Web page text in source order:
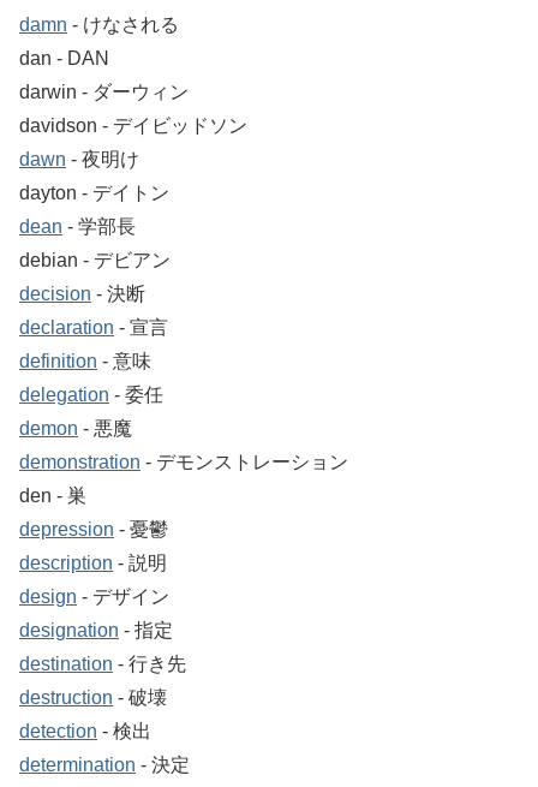
damn ‐ けなされる
dan ‐ DAN
darwin ‐ ダーウィン
davidson ‐ デイビッドソン
dawn ‐ 夜明け
dayton ‐ デイトン
dean ‐ 学部長
debian ‐ デビアン
decision ‐ 決断
declaration ‐ 宣言
definition ‐ 意味
delegation ‐ 委任
demon ‐ 悪魔
demonstration ‐ デモンストレーション
den ‐ 巣
depression ‐ 憂鬱
description ‐ 説明
design ‐ デザイン
designation ‐ 指定
destination ‐ 行き先
destruction ‐ 破壊
detection ‐ 検出
determination ‐ 決定